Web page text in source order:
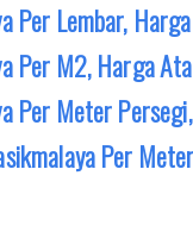
Per Lembar,
Per M2, Harga
Per Meter
Per